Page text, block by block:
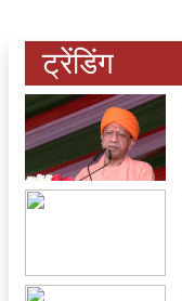
ट्रेंडिंग